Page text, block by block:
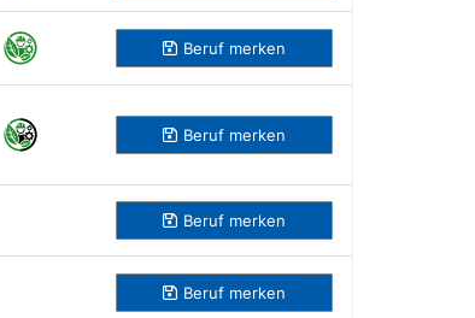
Beruf merken
Beruf merken
Beruf merken
Beruf merken